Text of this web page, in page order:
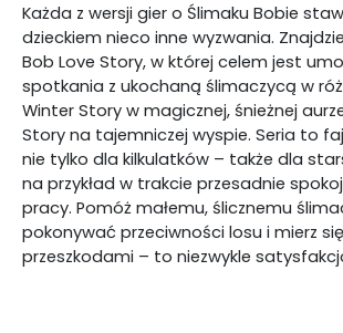
Każda z wersji gier o Ślimaku Bobie
dzieckiem nieco inne wyzwania.
Bob Love Story, w której celem jest
spotkania z ukochaną ślimaczycą w
Winter Story w magicznej, śnieżnej
Story na tajemniczej wyspie. Seria to
nie tylko dla kilkulatków – także dla
na przykład w trakcie przesadnie
pracy. Pomóż małemu, ślicznemu
pokonywać przeciwności losu i mierz
przeszkodami – to niezwykle